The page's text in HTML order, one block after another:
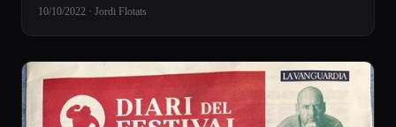
10/10/2022 · Jordi Flotats